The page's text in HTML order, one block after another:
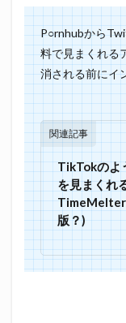
P○rnhubから
料で見まくれる
消される前にイ
関連記事
TikTokのよ
を見まくれ
版？)